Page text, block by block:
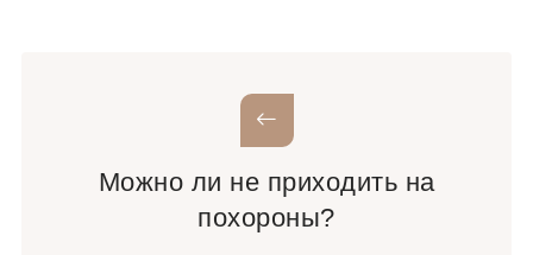
Можно ли не приходить на
похороны?